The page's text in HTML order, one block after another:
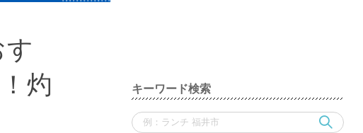
灼
キーワード検索